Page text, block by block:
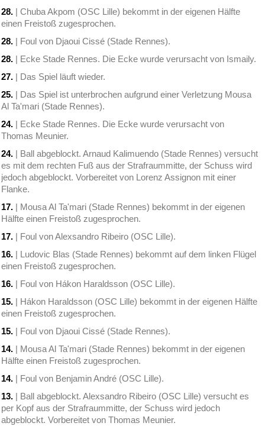
28. | Chuba Akpom (OSC Lille) bekommt in der eigenen Hälfte
einen Freistoß zugesprochen.
28. | Foul von Djaoui Cissé (Stade Rennes).
28. | Ecke Stade Rennes. Die Ecke wurde verursacht von Ismaily.
27. | Das Spiel läuft wieder.
25. | Das Spiel ist unterbrochen aufgrund einer Verletzung Mousa
Al Ta'mari (Stade Rennes).
24. | Ecke Stade Rennes. Die Ecke wurde verursacht von
Thomas Meunier.
24. | Ball abgeblockt. Arnaud Kalimuendo (Stade Rennes) versucht
es mit dem rechten Fuß aus der Strafraummitte, der Schuss wird
jedoch abgeblockt. Vorbereitet von Lorenz Assignon mit einer
Flanke.
17. | Mousa Al Ta'mari (Stade Rennes) bekommt in der eigenen
Hälfte einen Freistoß zugesprochen.
17. | Foul von Alexsandro Ribeiro (OSC Lille).
16. | Ludovic Blas (Stade Rennes) bekommt auf dem linken Flügel
einen Freistoß zugesprochen.
16. | Foul von Hákon Haraldsson (OSC Lille).
15. | Hákon Haraldsson (OSC Lille) bekommt in der eigenen Hälfte
einen Freistoß zugesprochen.
15. | Foul von Djaoui Cissé (Stade Rennes).
14. | Mousa Al Ta'mari (Stade Rennes) bekommt in der eigenen
Hälfte einen Freistoß zugesprochen.
14. | Foul von Benjamin André (OSC Lille).
13. | Ball abgeblockt. Alexsandro Ribeiro (OSC Lille) versucht es
per Kopf aus der Strafraummitte, der Schuss wird jedoch
abgeblockt. Vorbereitet von Thomas Meunier.